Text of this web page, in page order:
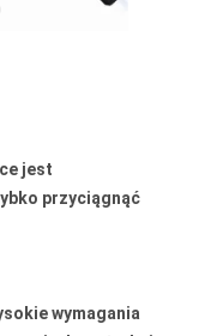
jest
przyciągnąć
wymagania